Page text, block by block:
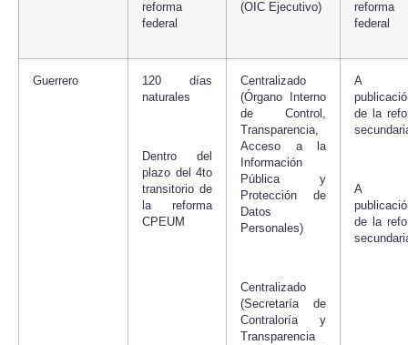
reforma
federal
(OIC Ejecutivo)
reforma
federal
Guerrero
120 días
naturales
Dentro del
plazo del 4to
transitorio de
la reforma
CPEUM
Centralizado
(Órgano Interno
de Control,
Transparencia,
Acceso a la
Información
Pública y
Protección de
Datos
Personales)
Centralizado
(Secretaría de
Contraloría y
Transparencia
A
de la
A
de la